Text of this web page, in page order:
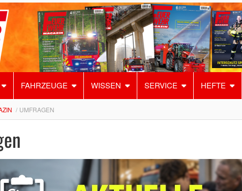
FAHRZEUGE WISSEN SERVICE HEFTE
UMFRAGEN